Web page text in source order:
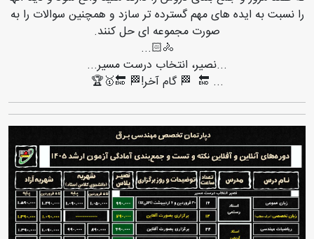
را نسبت به ایده های مهم گسترده تر سازد و همچنین سوالات را به
صورت مجموعه ای حل کنند.
‌‏🚴🏻...
...نصیر، انتخاب درست مسیر...
... 🔚 🏁 گام آخر!🏁 🔚🥇🏆